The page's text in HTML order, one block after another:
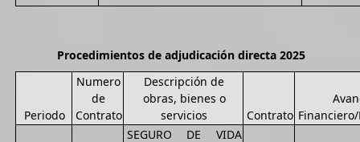
Procedimientos de adjudicación directa 2025
Periodo
Numero
de
Contrato
Descripción de
obras, bienes o
servicios
Contrato
SEGURO DE VIDA